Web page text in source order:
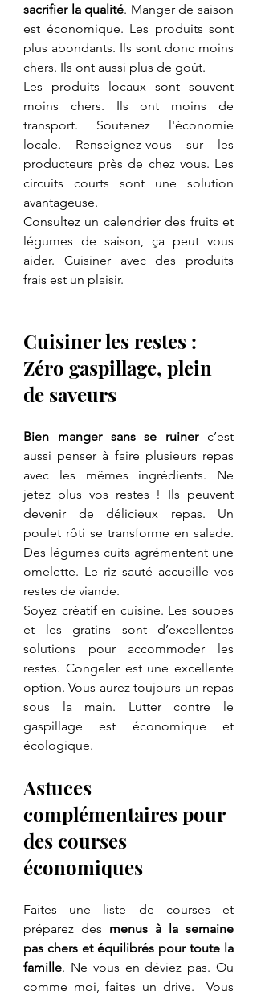
sacrifier la qualité. Manger de saison
est économique. Les produits sont
plus abondants. Ils sont donc moins
chers. Ils ont aussi plus de goût.
Les produits locaux sont souvent
moins chers. Ils ont moins de
transport. Soutenez l'économie
locale. Renseignez-vous sur les
producteurs près de chez vous. Les
circuits courts sont une solution
avantageuse.
Consultez un calendrier des fruits et
légumes de saison, ça peut vous
aider. Cuisiner avec des produits
frais est un plaisir.
Cuisiner les restes :
Zéro gaspillage, plein
de saveurs
Bien manger sans se ruiner c’est
aussi penser à faire plusieurs repas
avec les mêmes ingrédients. Ne
jetez plus vos restes ! Ils peuvent
devenir de délicieux repas. Un
poulet rôti se transforme en salade.
Des légumes cuits agrémentent une
omelette. Le riz sauté accueille vos
restes de viande.
Soyez créatif en cuisine. Les soupes
et les gratins sont d’excellentes
solutions pour accommoder les
restes. Congeler est une excellente
option. Vous aurez toujours un repas
sous la main. Lutter contre le
gaspillage est économique et
écologique.
Astuces
complémentaires pour
des courses
économiques
Faites une liste de courses et
préparez des menus à la semaine
pas chers et équilibrés pour toute la
famille. Ne vous en déviez pas. Ou
comme moi, faites un drive.  Vous